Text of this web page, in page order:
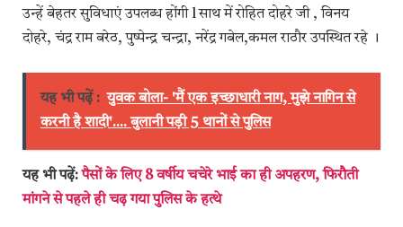
उन्हें बेहतर सुविधाएं उपलब्ध होंगी l साथ में रोहित दोहरे जी , विनय
दोहरे, चंद्र राम बरेठ, पुष्पेन्द्र चन्द्रा, नरेंद्र गबेल,कमल राठौर उपस्थित रहे ।
यह भी पढ़ें : युवक बोला- 'मैं एक इच्छाधारी नाग, मुझे नागिन से
करनी है शादी'.... बुलानी पड़ी 5 थानों से पुलिस
यह भी पढ़ें:पैसों के लिए 8 वर्षीय चचेरे भाई का ही अपहरण, फिरौती
मांगने से पहले ही चढ़ गया पुलिस के हत्थे